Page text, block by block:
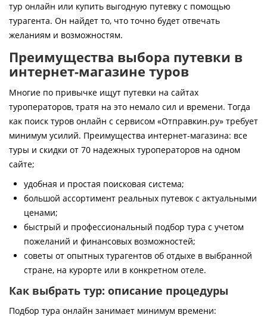
тур онлайн или купить выгодную путевку с помощью
турагента. Он найдет то, что точно будет отвечать
желаниям и возможностям.
Преимущества выбора путевки в
интернет-магазине туров
Многие по привычке ищут путевки на сайтах
туроператоров, тратя на это немало сил и времени. Тогда
как поиск туров онлайн с сервисом «Отправкин.ру» требует
минимум усилий. Преимущества интернет-магазина: все
туры и скидки от 70 надежных туроператоров на одном
сайте;
удобная и простая поисковая система;
большой ассортимент реальных путевок с актуальными
ценами;
быстрый и профессиональный подбор тура с учетом
пожеланий и финансовых возможностей;
советы от опытных турагентов об отдыхе в выбранной
стране, на курорте или в конкретном отеле.
Как выбрать тур: описание процедуры
Подбор тура онлайн занимает минимум времени: